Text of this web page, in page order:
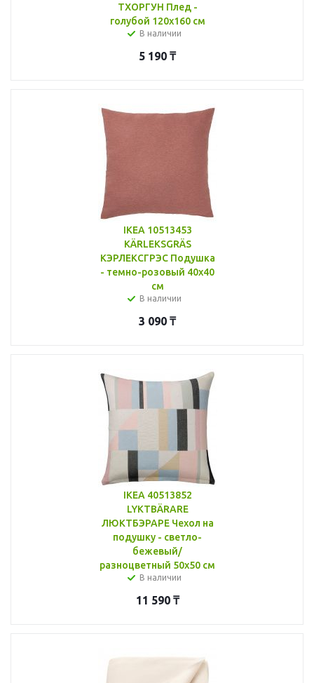
ТХОРГУН Плед -
голубой 120x160 см
В наличии
5 190 ₸
IKEA 10513453
KÄRLEKSGRÄS
КЭРЛЕКСГРЭС Подушка
- темно-розовый 40x40
см
В наличии
3 090 ₸
IKEA 40513852
LYKTBÄRARE
ЛЮКТБЭРАРЕ Чехол на
подушку - светло-
бежевый/
разноцветный 50x50 см
В наличии
11 590₸